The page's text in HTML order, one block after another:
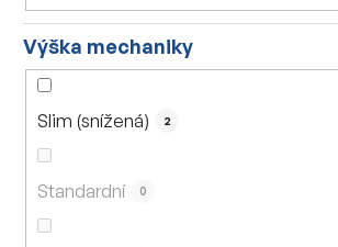
Výška mechaniky
Slim (snížená) 2
Standardní 0